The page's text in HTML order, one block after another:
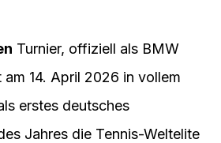
Turnier, offiziell als BMW
14. April 2026 in vollem
erstes deutsches
Jahres die Tennis-Weltelite